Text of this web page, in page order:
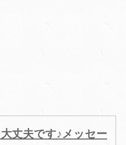
丈夫です♪メッセー